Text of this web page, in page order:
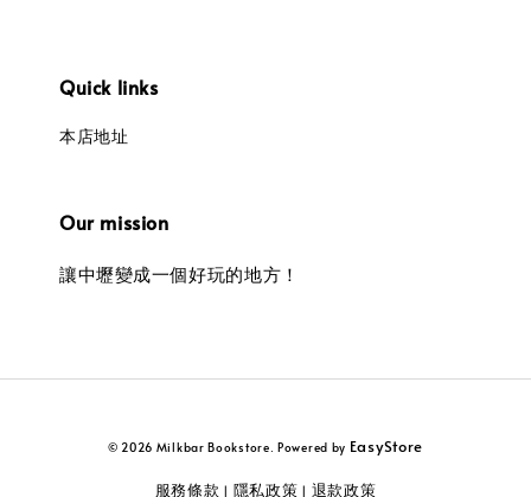
Quick links
本店地址
Our mission
讓中壢變成一個好玩的地方！
© 2026 Milkbar Bookstore. Powered by EasyStore
服務條款 | 隱私政策 | 退款政策